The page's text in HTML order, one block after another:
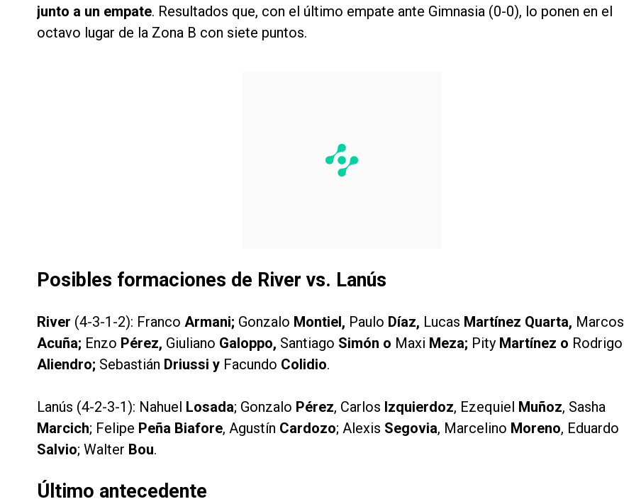
junto a un empate. Resultados que, con el último empate ante Gimnasia (0-0), lo ponen en el
octavo lugar de la Zona B con siete puntos.
Posibles formaciones de River vs. Lanús
River (4-3-1-2): Franco Armani; Gonzalo Montiel, Paulo Díaz, Lucas Martínez Quarta, Marcos
Acuña; Enzo Pérez, Giuliano Galoppo, Santiago Simón o Maxi Meza; Pity Martínez o Rodrigo
Aliendro; Sebastián Driussi y Facundo Colidio.
Lanús (4-2-3-1): Nahuel Losada; Gonzalo Pérez, Carlos Izquierdoz, Ezequiel Muñoz, Sasha
Marcich; Felipe Peña Biafore, Agustín Cardozo; Alexis Segovia, Marcelino Moreno, Eduardo
Salvio; Walter Bou.
Último antecedente